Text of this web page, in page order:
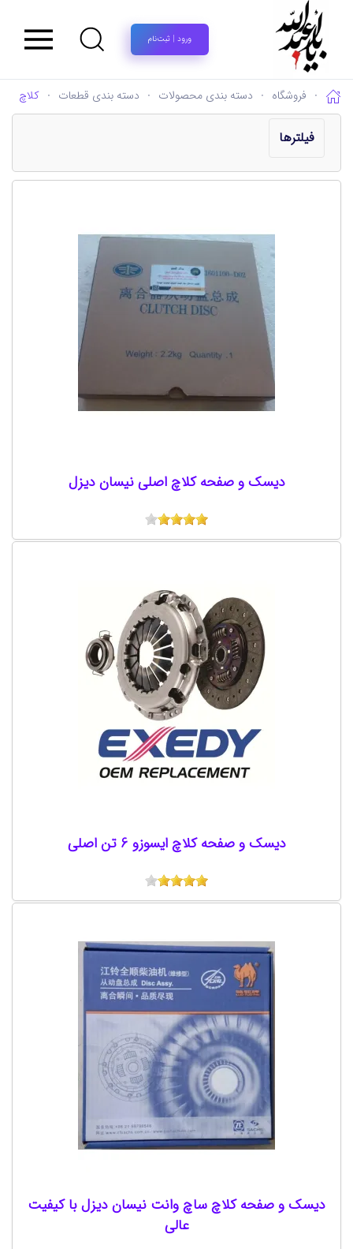
ورود | ثبت‌نام
فروشگاه دسته بندی محصولات دسته بندی قطعات کلاچ
فیلترها
دیسک و صفحه کلاچ اصلی نیسان دیزل
دیسک و صفحه کلاچ ایسوزو 6 تن اصلی
دیسک و صفحه کلاچ ساچ وانت نیسان دیزل با کیفیت
عالی